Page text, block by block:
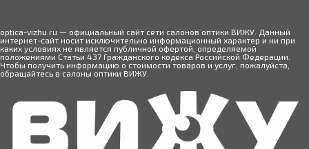
optica-vizhu.ru — официальный сайт сети салонов оптики ВИЖУ. Данный
интернет-сайт носит исключительно информационный характер и ни при
каких условиях не является публичной офертой, определяемой
положениями Статьи 437 Гражданского кодекса Российской Федерации.
Чтобы получить информацию о стоимости товаров и услуг, пожалуйста,
обращайтесь в салоны оптики ВИЖУ.